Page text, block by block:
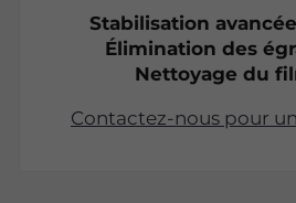
Stabilisation
Élimination des
Nettoyage du
Contactez-nous pour